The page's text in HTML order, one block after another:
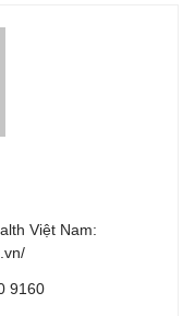
Việt Nam:
9160